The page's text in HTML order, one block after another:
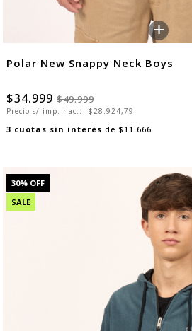
+
Polar New Snappy Neck Boys
$34.999 $49.999
Precio s/ imp. nac.: $28.924,79
3 cuotas sin interés de $11.666
30% OFF
SALE